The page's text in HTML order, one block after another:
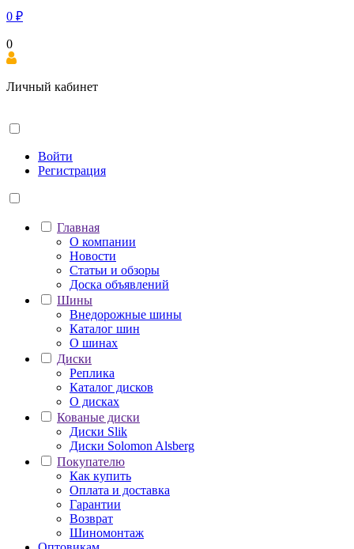
0 ₽
0
Личный кабинет
Войти
Регистрация
Главная
О компании
Новости
Статьи и обзоры
Доска объявлений
Шины
Внедорожные шины
Каталог шин
О шинах
Диски
Реплика
Каталог дисков
О дисках
Кованые диски
Диски Slik
Диски Solomon Alsberg
Покупателю
Как купить
Оплата и доставка
Гарантии
Возврат
Шиномонтаж